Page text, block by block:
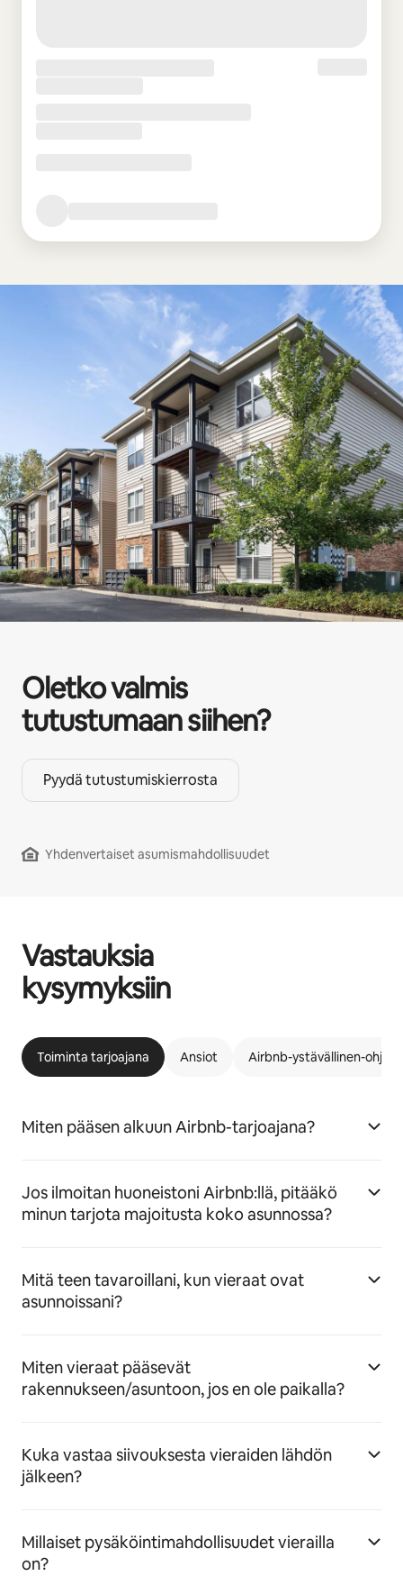
Oletko valmis
tutustumaan siihen?
Pyydä tutustumiskierrosta
Yhdenvertaiset asumismahdollisuudet
Vastauksia
kysymyksiin
Toiminta tarjoajana Ansiot Airbnb-ystävällinen-
Miten pääsen alkuun Airbnb-tarjoajana?
Jos ilmoitan huoneistoni Airbnb:llä, pitääkö
minun tarjota majoitusta koko asunnossa?
Mitä teen tavaroillani, kun vieraat ovat
asunnoissani?
Miten vieraat pääsevät
rakennukseen/asuntoon, jos en ole paikalla?
Kuka vastaa siivouksesta vieraiden lähdön
jälkeen?
Millaiset pysäköintimahdollisuudet vierailla
on?